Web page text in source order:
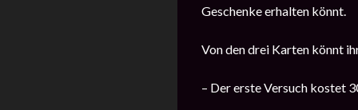
Geschenke erhalten könnt.
Von den drei Karten könnt
– Der erste Versuch kostet